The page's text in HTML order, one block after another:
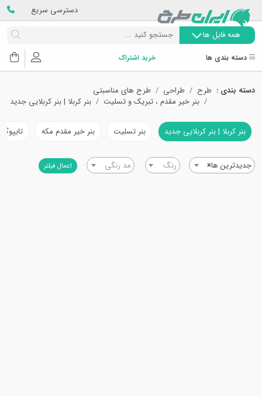
دسترسی سریع
همه فایل ها
دسته بندی ها خرید اشتراک
دسته بندی : طرح طراحی
طرح های مناسبتی
بنر خیر مقدم ، تبریک و تسلیت
بنر کربلا | بنر کربلایی جدید
بنر کربلا | بنر کربلایی جدید بنر تسلیت بنر خیر مقدم مکه
×جدیدترین ها رنگ مد رنگی
اعمال فیلتر
امروز